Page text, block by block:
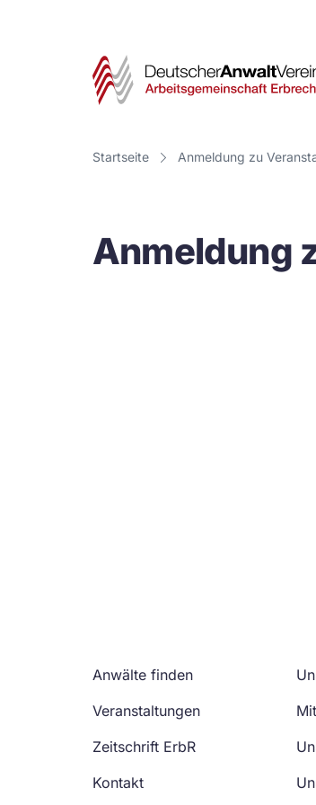
Startseite Anmeldung zu
Anmeldung
Anwälte finden
Veranstaltungen
Zeitschrift ErbR
Kontakt